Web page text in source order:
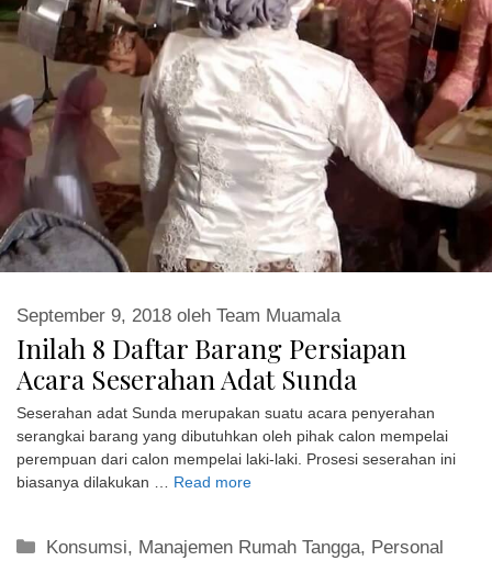
Inilah 8 Daftar Barang Persiapan
Acara Seserahan Adat Sunda
September 9, 2018 oleh Team Muamala
Seserahan adat Sunda merupakan suatu acara penyerahan
serangkai barang yang dibutuhkan oleh pihak calon mempelai
perempuan dari calon mempelai laki-laki. Prosesi seserahan ini
biasanya dilakukan …
Read more
Kategori
Konsumsi, Manajemen Rumah Tangga, Personal